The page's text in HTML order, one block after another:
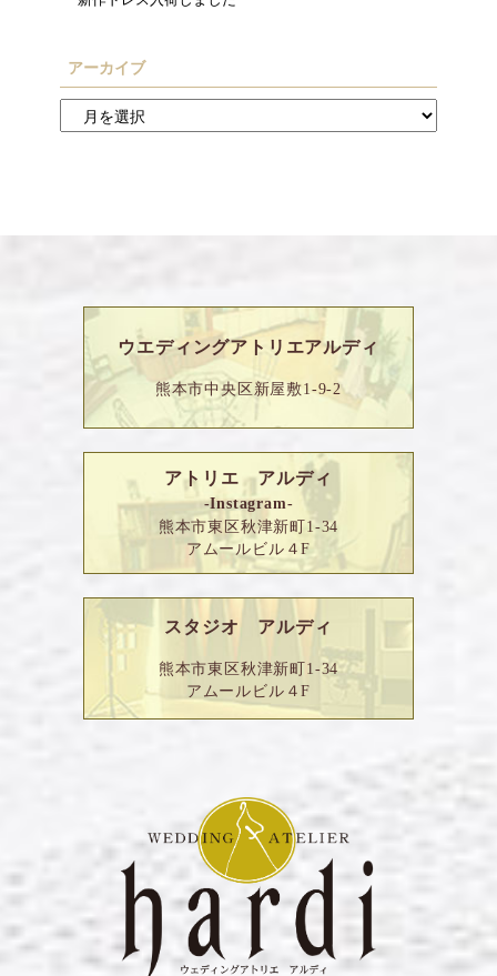
アーカイブ
ウエディングアトリエアルディ
熊本市中央区新屋敷1-9-2
アトリエ アルディ
-Instagram-
熊本市東区秋津新町1-34
アムールビル４F
スタジオ アルディ
熊本市東区秋津新町1-34
アムールビル４F